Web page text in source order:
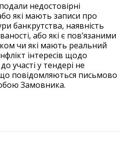
недостовірні
які мають записи про
банкрутства, наявність
або які є пов’язаними
чи які мають реальний
інтересів щодо
участі у тендері не
повідомляються письмово
Замовника.